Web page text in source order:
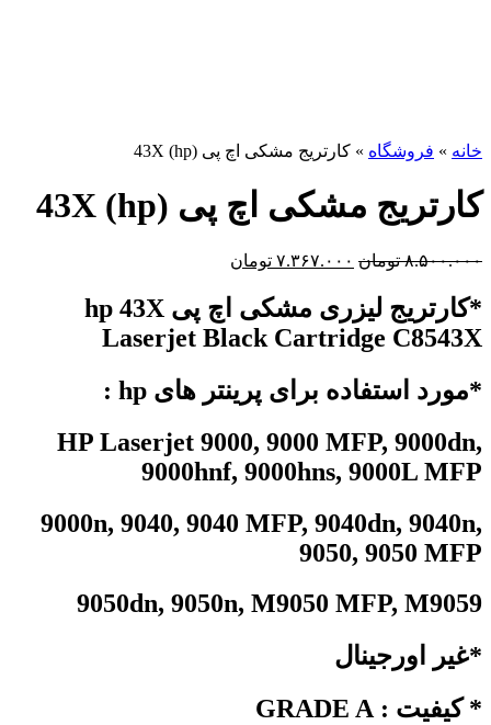
خانه » فروشگاه » کارتریج مشکی اچ پی (hp) 43X
کارتریج مشکی اچ پی (hp) 43X
۸.۵۰۰.۰۰۰ تومان ۷.۳۶۷.۰۰۰ تومان
*کارتریج لیزری مشکی اچ پی hp 43X
Laserjet Black Cartridge C8543X
*مورد استفاده برای پرینتر های hp :
HP Laserjet 9000, 9000 MFP, 9000dn,
9000hnf, 9000hns, 9000L MFP
9000n, 9040, 9040 MFP, 9040dn, 9040n,
9050, 9050 MFP
9050dn, 9050n, M9050 MFP, M9059
*غیر اورجینال
* کیفیت : GRADE A